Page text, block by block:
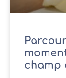
champ